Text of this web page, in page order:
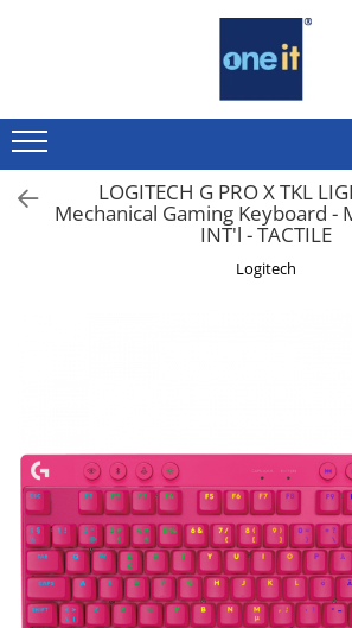
Laptop, Tablete & Telefoane
Laptop / Notebook
Notebook Consumer
Apple AirTag
Inele Smart
Ochelari Smart
Smartphone IPhone
LOGITECH G PRO X TKL
Mechanical Gaming Keyboard -
INT'l - TACTILE
Logitech